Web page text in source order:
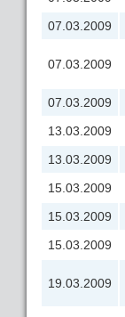
07.03.2009
07.03.2009
07.03.2009
13.03.2009
13.03.2009
15.03.2009
15.03.2009
15.03.2009
19.03.2009